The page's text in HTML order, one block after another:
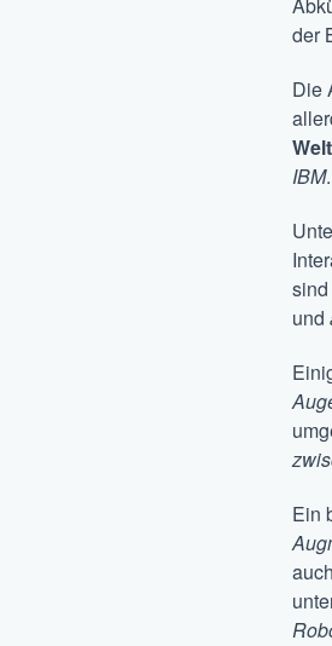
der
Die
IBM.
und
Ein